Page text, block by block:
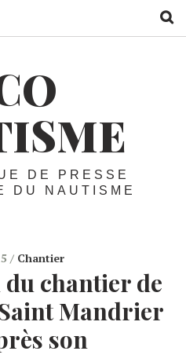
DE PRESSE
DU NAUTISME
Chantier
chantier de
Mandrier
son